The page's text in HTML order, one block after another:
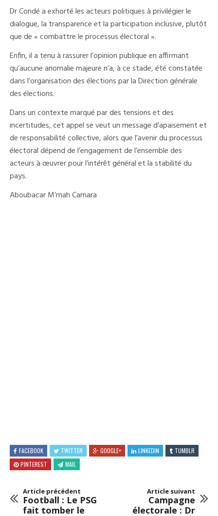
Dr Condé a exhorté les acteurs politiques à privilégier le
dialogue, la transparence et la participation inclusive, plutôt
que de « combattre le processus électoral ».
Enfin, il a tenu à rassurer l’opinion publique en affirmant
qu’aucune anomalie majeure n’a, à ce stade, été constatée
dans l’organisation des élections par la Direction générale
des élections.
Dans un contexte marqué par des tensions et des
incertitudes, cet appel se veut un message d’apaisement et
de responsabilité collective, alors que l’avenir du processus
électoral dépend de l’engagement de l’ensemble des
acteurs à œuvrer pour l’intérêt général et la stabilité du
pays.
Aboubacar M’mah Camara
FACEBOOK TWITTER GOOGLE+ LINKEDIN
TUMBLR
PINTEREST
MAIL
Article précédent
Football : Le PSG
fait tomber le
Article suivant
Campagne
électorale : Dr